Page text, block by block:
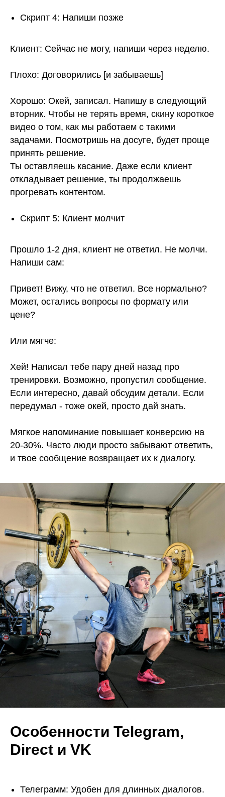
Скрипт 4: Напиши позже
Клиент: Сейчас не могу, напиши через неделю.
Плохо: Договорились [и забываешь]
Хорошо: Окей, записал. Напишу в следующий
вторник. Чтобы не терять время, скину короткое
видео о том, как мы работаем с такими
задачами. Посмотришь на досуге, будет проще
принять решение.
Ты оставляешь касание. Даже если клиент
откладывает решение, ты продолжаешь
прогревать контентом.
Скрипт 5: Клиент молчит
Прошло 1-2 дня, клиент не ответил. Не молчи.
Напиши сам:
Привет! Вижу, что не ответил. Все нормально?
Может, остались вопросы по формату или
цене?
Или мягче:
Хей! Написал тебе пару дней назад про
тренировки. Возможно, пропустил сообщение.
Если интересно, давай обсудим детали. Если
передумал - тоже окей, просто дай знать.
Мягкое напоминание повышает конверсию на
20-30%. Часто люди просто забывают ответить,
и твое сообщение возвращает их к диалогу.
Особенности Telegram,
Direct и VK
Телеграмм: Удобен для длинных диалогов.